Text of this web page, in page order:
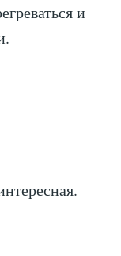
и